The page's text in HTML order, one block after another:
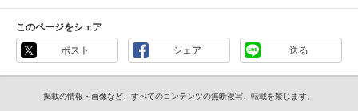
このページをシェア
ポスト シェア 送る
掲載の情報・画像など、すべてのコンテンツの無断複写、転載を禁じます。